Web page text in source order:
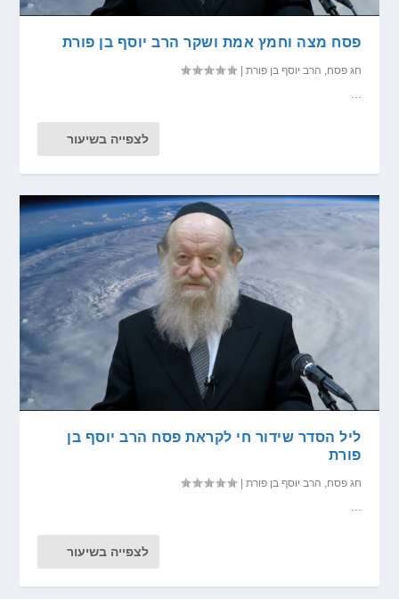
פסח מצה וחמץ אמת ושקר הרב יוסף בן פורת
חג פסח, הרב יוסף בן פורת |
לצפייה בשיעור
ליל הסדר שידור חי לקראת פסח הרב יוסף בן
פורת
חג פסח הרב יוסף בן פורת |
לצפייה בשיעור